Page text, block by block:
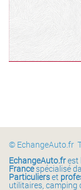
© EchangeAuto.fr
EchangeAuto.frest
Francespécialisé
Particulierset
utilitaires, camping